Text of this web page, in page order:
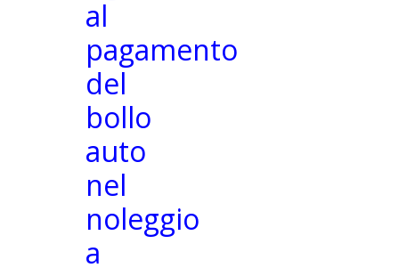
al
pagamento
del
bollo
auto
nel
noleggio
a